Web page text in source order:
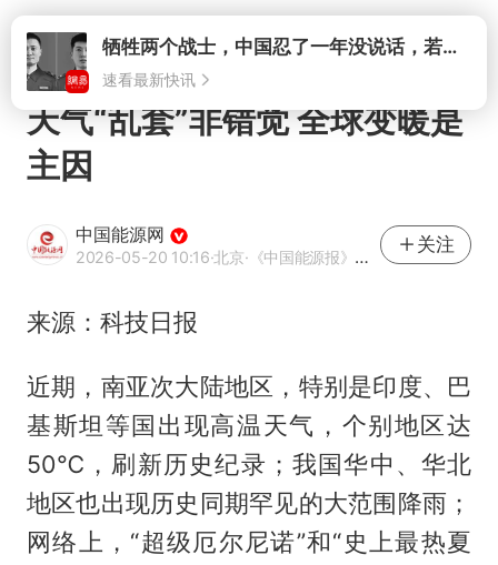
打开牺牲两个战士，中国忍了一年没说话，若菲律宾死了人，他会开战吗
速看最新快讯
天气“乱套”非错觉 全球变暖是
主因
中国能源网
2026-05-20 10:16·北京·《中国能源报》官方账号
关注
来源：科技日报
近期，南亚次大陆地区，特别是印度、巴
基斯坦等国出现高温天气，个别地区达
50℃，刷新历史纪录；我国华中、华北
地区也出现历史同期罕见的大范围降雨；
网络上，“超级厄尔尼诺”和“史上最热夏